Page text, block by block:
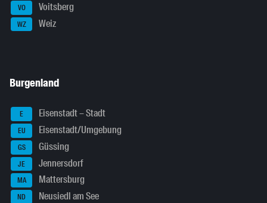
VO Voitsberg
WZ Weiz
Burgenland
E Eisenstadt – Stadt
EU Eisenstadt/Umgebung
GS Güssing
JE Jennersdorf
MA Mattersburg
ND Neusiedl am See